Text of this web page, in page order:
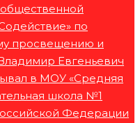
по
просвещению и
Евгеньевич
в МОУ «Средняя
школа №1
Федерации